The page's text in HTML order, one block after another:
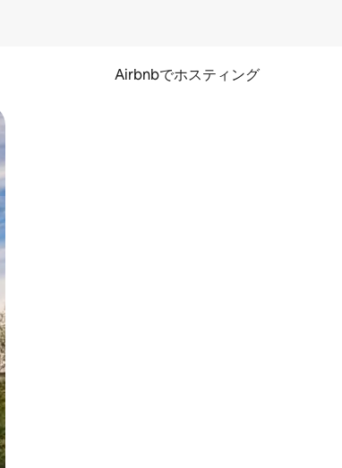
Airbnbでホスティング